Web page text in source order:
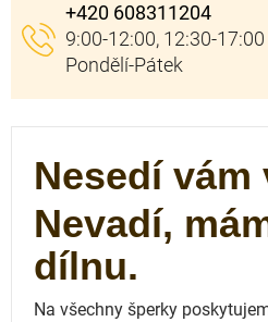
+420 608311204
Nesedí
Nevadí,
dílnu.
Na všechny šperky